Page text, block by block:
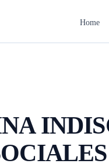
Home